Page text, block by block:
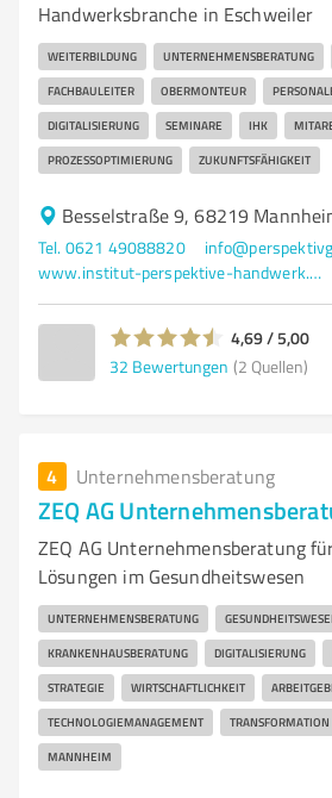
Handwerksbranche in Eschweiler
WEITERBILDUNG UNTERNEHMENSBERATUNG
FACHBAULEITER OBERMONTEUR
DIGITALISIERUNG SEMINARE IHK
PROZESSOPTIMIERUNG ZUKUNFTSFÄHIGKEIT
Besselstraße 9, 68219
Tel. 0621 49088820
www.institut-perspektive-handwerk.de/
4,69 / 5,00
32 Bewertungen (2 Quellen)
4 Unternehmensberatung
ZEQ AG
ZEQ AG Unternehmensberatung
Lösungen im Gesundheitswesen
UNTERNEHMENSBERATUNG
KRANKENHAUSBERATUNG DIGITALISIERUNG
STRATEGIE WIRTSCHAFTLICHKEIT
TECHNOLOGIEMANAGEMENT TRANSFORMATION
MANNHEIM